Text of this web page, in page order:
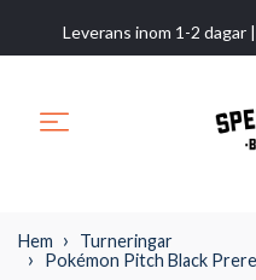
Leverans inom 1-2 dagar
Hem
Turneringar
Pokémon Pitch Black